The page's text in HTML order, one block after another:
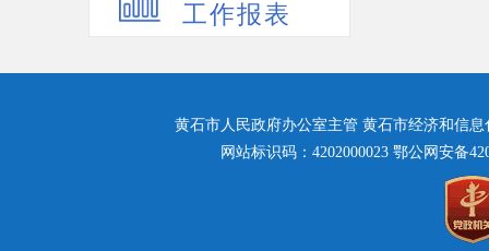
工作报表
黄石市人民政府办公室主管 黄石市经济和信息
网站标识码：4202000023 鄂公网安备